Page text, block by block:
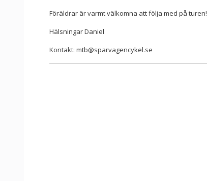
Föräldrar är varmt välkomna att följa med på turen!
Hälsningar Daniel
Kontakt: mtb@sparvagencykel.se